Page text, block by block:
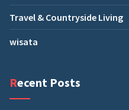
Travel & Countryside Living
wisata
Recent Posts